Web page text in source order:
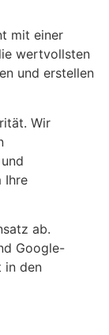
mit einer
wertvollsten
und erstellen
Wir
Ihre
ab.
Google-
in den